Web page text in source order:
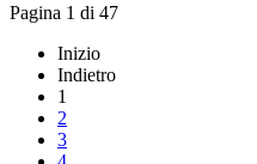
Pagina 1 di 47
Inizio
Indietro
1
2
3